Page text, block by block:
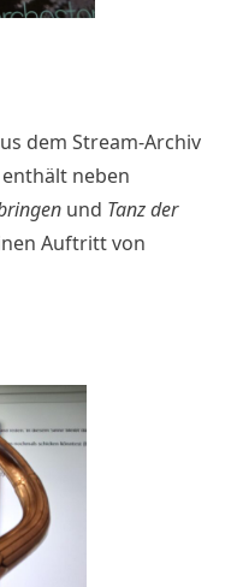
dem Stream-Archiv
neben
und Tanz der
Auftritt von